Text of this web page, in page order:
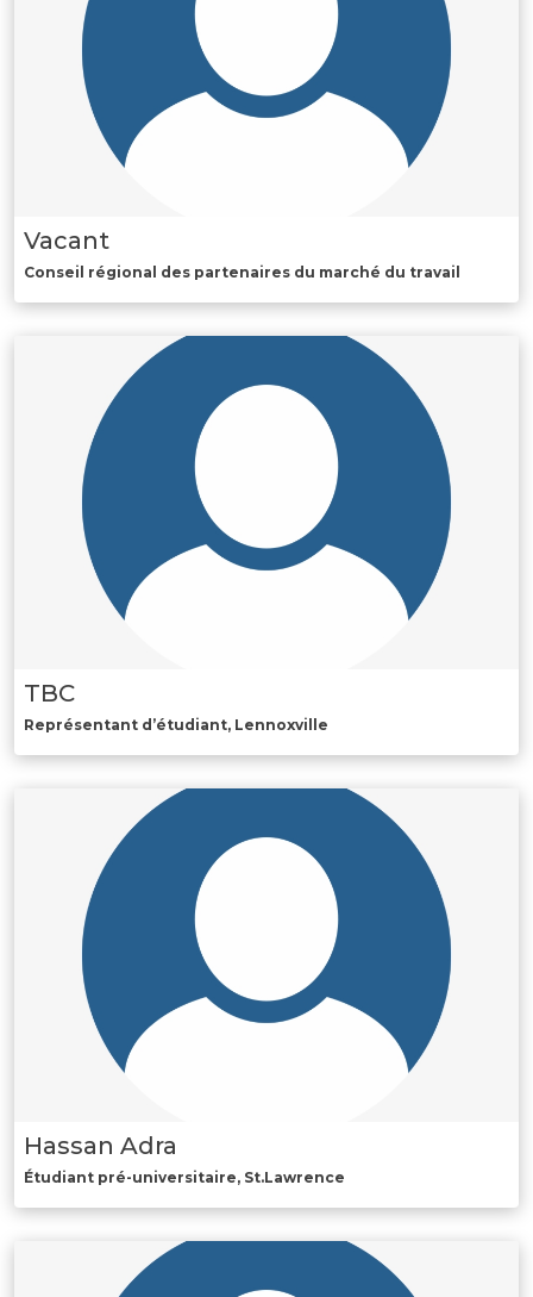
Vacant
Conseil régional des partenaires du marché du travail
TBC
Représentant d’étudiant, Lennoxville
Hassan Adra
Étudiant pré-universitaire, St.Lawrence